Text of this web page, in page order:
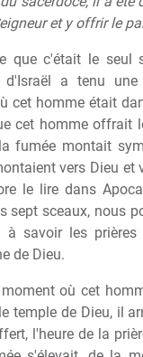
et y offrir le
que c'était le seul
d'Israël a tenu
cet homme était
cet homme offrait
fumée montait
vers Dieu et
le lire dans
sept sceaux, nous
à savoir les
de Dieu.
où cet
temple de Dieu, il
l'heure de la